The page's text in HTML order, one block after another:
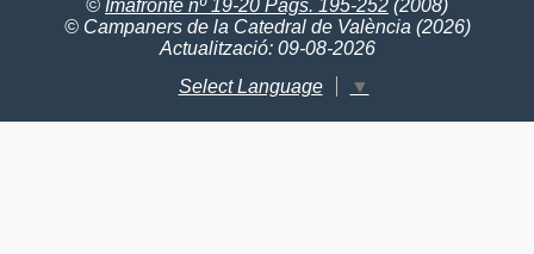
© Imafronte nº 19-20 Págs. 195-252 (2008)
© Campaners de la Catedral de València (2026)
Actualització: 09-08-2026
Select Language
▼